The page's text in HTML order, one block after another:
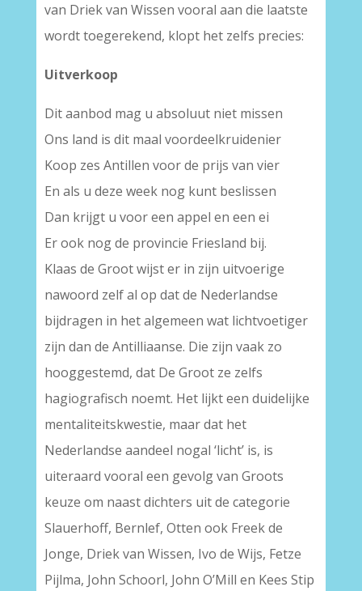
van Driek van Wissen vooral aan die laatste
wordt toegerekend, klopt het zelfs precies:
Uitverkoop
Dit aanbod mag u absoluut niet missen
Ons land is dit maal voordeelkruidenier
Koop zes Antillen voor de prijs van vier
En als u deze week nog kunt beslissen
Dan krijgt u voor een appel en een ei
Er ook nog de provincie Friesland bij.
Klaas de Groot wijst er in zijn uitvoerige
nawoord zelf al op dat de Nederlandse
bijdragen in het algemeen wat lichtvoetiger
zijn dan de Antilliaanse. Die zijn vaak zo
hooggestemd, dat De Groot ze zelfs
hagiografisch noemt. Het lijkt een duidelijke
mentaliteitskwestie, maar dat het
Nederlandse aandeel nogal ‘licht’ is, is
uiteraard vooral een gevolg van Groots
keuze om naast dichters uit de categorie
Slauerhoff, Bernlef, Otten ook Freek de
Jonge, Driek van Wissen, Ivo de Wijs, Fetze
Pijlma, John Schoorl, John O’Mill en Kees Stip